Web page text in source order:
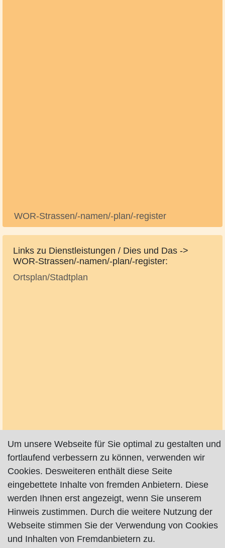
WOR-Strassen/-namen/-plan/-register
Links zu Dienstleistungen / Dies und Das ->
WOR-Strassen/-namen/-plan/-register:
Ortsplan/Stadtplan
Um unsere Webseite für Sie optimal zu gestalten und
fortlaufend verbessern zu können, verwenden wir
Cookies. Desweiteren enthält diese Seite
eingebettete Inhalte von fremden Anbietern. Diese
werden Ihnen erst angezeigt, wenn Sie unserem
Hinweis zustimmen. Durch die weitere Nutzung der
Webseite stimmen Sie der Verwendung von Cookies
und Inhalten von Fremdanbietern zu.